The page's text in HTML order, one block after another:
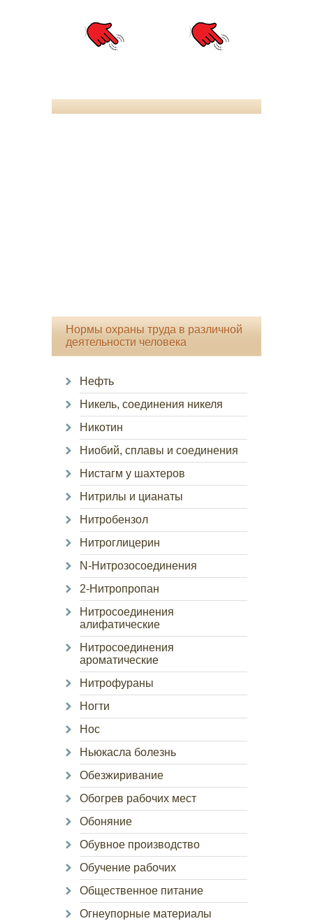
Нормы охраны труда в различной
деятельности человека
Нефть
Никель, соединения никеля
Никотин
Ниобий, сплавы и соединения
Нистагм у шахтеров
Нитрилы и цианаты
Нитробензол
Нитроглицерин
N-Нитрозосоединения
2-Нитропропан
Нитросоединения
алифатические
Нитросоединения
ароматические
Нитрофураны
Ногти
Нос
Ньюкасла болезнь
Обезжиривание
Обогрев рабочих мест
Обоняние
Обувное производство
Обучение рабочих
Общественное питание
Огнеупорные материалы